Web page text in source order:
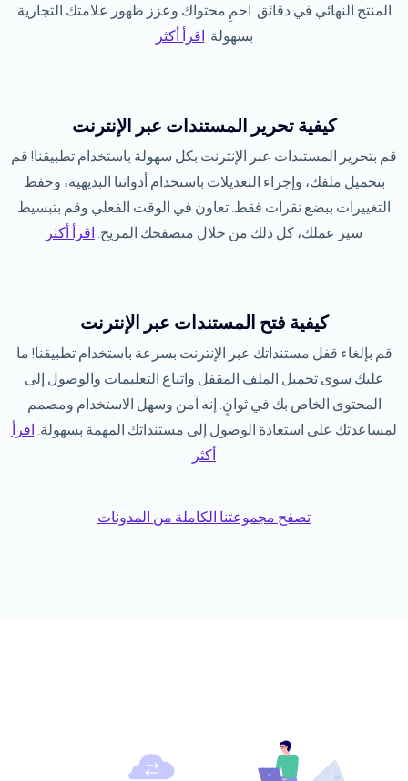
المنتج النهائي في دقائق. احمِ محتواك وعزز ظهور علامتك التجارية
بسهولة. اقرأ أكثر
كيفية تحرير المستندات عبر الإنترنت
قم بتحرير المستندات عبر الإنترنت بكل سهولة باستخدام تطبيقنا! قم
بتحميل ملفك، وإجراء التعديلات باستخدام أدواتنا البديهية، وحفظ
التغييرات ببضع نقرات فقط. تعاون في الوقت الفعلي وقم بتبسيط
سير عملك، كل ذلك من خلال متصفحك المريح. اقرأ أكثر
كيفية فتح المستندات عبر الإنترنت
قم بإلغاء قفل مستنداتك عبر الإنترنت بسرعة باستخدام تطبيقنا! ما
عليك سوى تحميل الملف المقفل واتباع التعليمات والوصول إلى
المحتوى الخاص بك في ثوانٍ. إنه آمن وسهل الاستخدام ومصمم
لمساعدتك على استعادة الوصول إلى مستنداتك المهمة بسهولة. اقرأ
أكثر
تصفح مجموعتنا الكاملة من المدونات